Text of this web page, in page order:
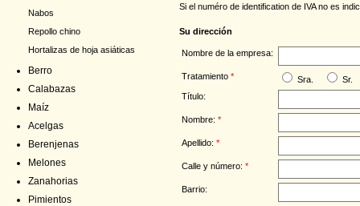
Nabos
Repollo chino
Hortalizas de hoja asiáticas
Berro
Calabazas
Maíz
Acelgas
Berenjenas
Melones
Zanahorias
Pimientos
Si el numéro de identification de IVA no es
Su dirección
Nombre de la empresa:
Tratamiento * Sra.
Sr.
Título:
Nombre: *
Apellido: *
Calle y número: *
Barrio: